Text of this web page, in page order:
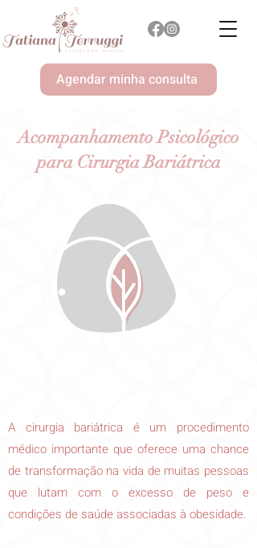
Agendar minha consulta
Acompanhamento Psicológico
para Cirurgia Bariátrica
A cirurgia bariátrica é um procedimento
médico importante que oferece uma chance
de transformação na vida de muitas pessoas
que lutam com o excesso de peso e
condições de saúde associadas à obesidade.